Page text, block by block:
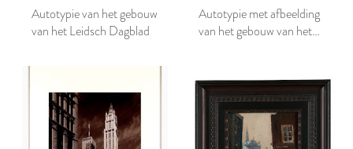
Autotypie van het gebouw
van het Leidsch Dagblad
Autotypie met afbeelding
van het gebouw van het